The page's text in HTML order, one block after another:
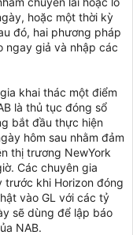
hoặc một thời kỳ
đó, hai phương pháp
ngay giả và nhập các
khai thác một điểm
là thủ tục đóng sổ
bắt đầu thực hiện
hôm sau nhằm đảm
thị trương NewYork
Các chuyên gia
trước khi Horizon đóng
vào GL với các tỷ
sẽ dùng để lập báo
NAB.